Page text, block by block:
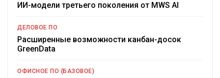
ИИ-модели третьего поколения от MWS AI
ДЕЛОВОЕ ПО
Расширенные возможности канбан-досок
GreenData
ОФИСНОЕ ПО (БАЗОВОЕ)